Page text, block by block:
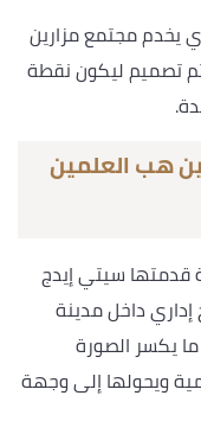
يخدم مجتمع مزارين
تصميم ليكون نقطة
هب العلمين
قدمتها سيتي إيدج
داخل مدينة
يكسر الصورة
ويحولها إلى وجهة